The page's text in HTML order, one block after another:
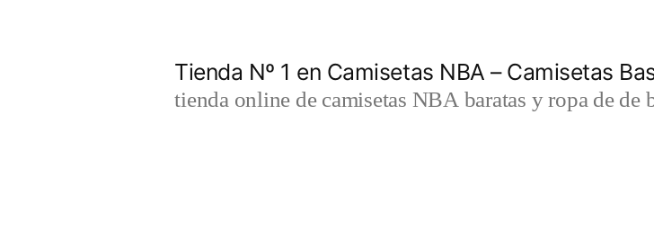
Tienda Nº 1 en Camisetas NBA – Camisetas
tienda online de camisetas NBA baratas y ropa de de